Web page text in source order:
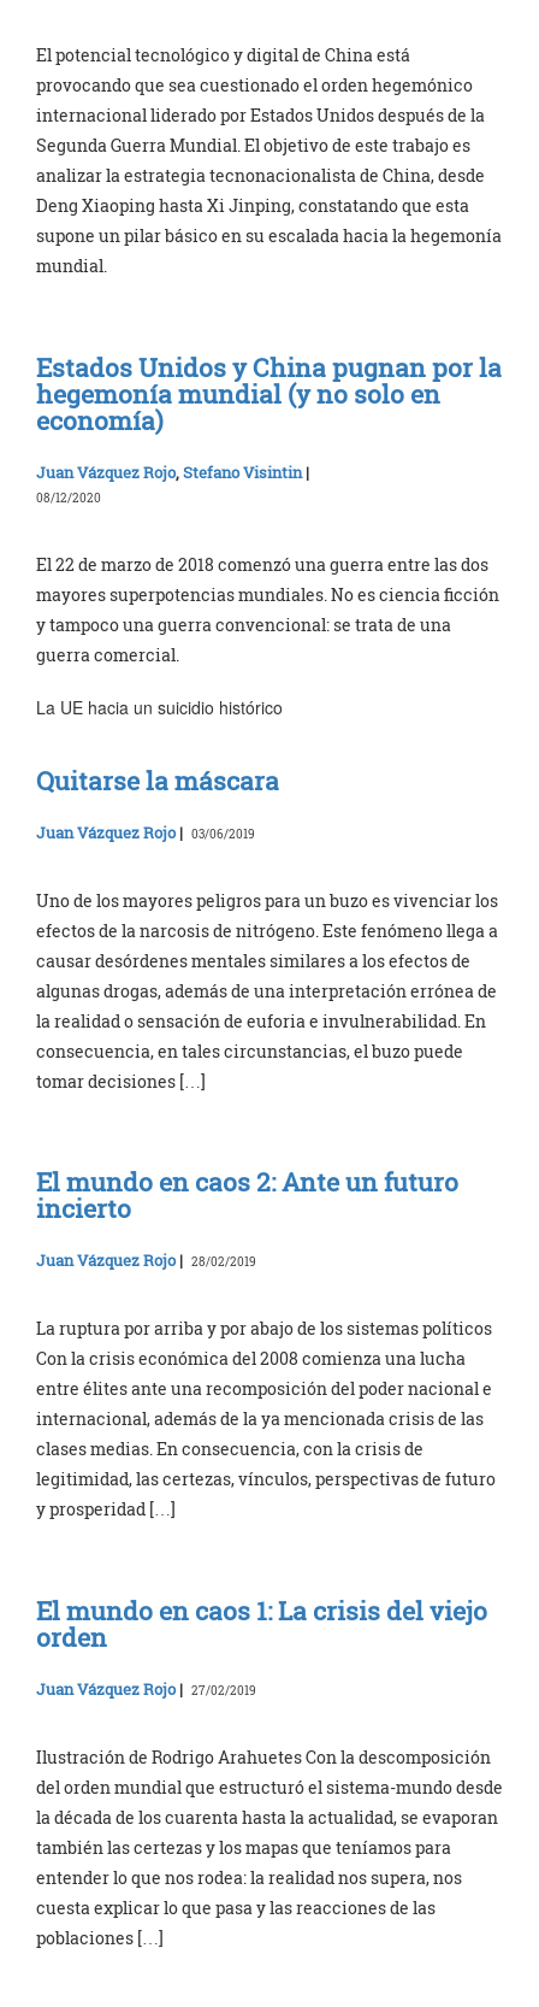
El potencial tecnológico y digital de China está
provocando que sea cuestionado el orden hegemónico
internacional liderado por Estados Unidos después de la
Segunda Guerra Mundial. El objetivo de este trabajo es
analizar la estrategia tecnonacionalista de China, desde
Deng Xiaoping hasta Xi Jinping, constatando que esta
supone un pilar básico en su escalada hacia la hegemonía
mundial.
Estados Unidos y China pugnan por la
hegemonía mundial (y no solo en
economía)
Juan Vázquez Rojo,Stefano Visintin|
08/12/2020
El 22 de marzo de 2018 comenzó una guerra entre las dos
mayores superpotencias mundiales. No es ciencia ficción
y tampoco una guerra convencional: se trata de una
guerra comercial.
La UE hacia un suicidio histórico
Quitarse la máscara
Juan Vázquez Rojo| 03/06/2019
Uno de los mayores peligros para un buzo es vivenciar los
efectos de la narcosis de nitrógeno. Este fenómeno llega a
causar desórdenes mentales similares a los efectos de
algunas drogas, además de una interpretación errónea de
la realidad o sensación de euforia e invulnerabilidad. En
consecuencia, en tales circunstancias, el buzo puede
tomar decisiones […]
El mundo en caos 2: Ante un futuro
incierto
Juan Vázquez Rojo| 28/02/2019
La ruptura por arriba y por abajo de los sistemas políticos
Con la crisis económica del 2008 comienza una lucha
entre élites ante una recomposición del poder nacional e
internacional, además de la ya mencionada crisis de las
clases medias. En consecuencia, con la crisis de
legitimidad, las certezas, vínculos, perspectivas de futuro
y prosperidad […]
El mundo en caos 1: La crisis del viejo
orden
Juan Vázquez Rojo| 27/02/2019
Ilustración de Rodrigo Arahuetes Con la descomposición
del orden mundial que estructuró el sistema-mundo desde
la década de los cuarenta hasta la actualidad, se evaporan
también las certezas y los mapas que teníamos para
entender lo que nos rodea: la realidad nos supera, nos
cuesta explicar lo que pasa y las reacciones de las
poblaciones […]